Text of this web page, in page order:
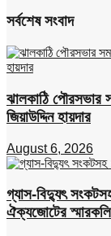
সর্বশেষ সংবাদ
ঝালকাঠি পৌরসভার
জিয়াউদ্দিন হায়দার
August 6, 2026
গ্যাস-বিদ্যুৎ
ঐক্যজোটের